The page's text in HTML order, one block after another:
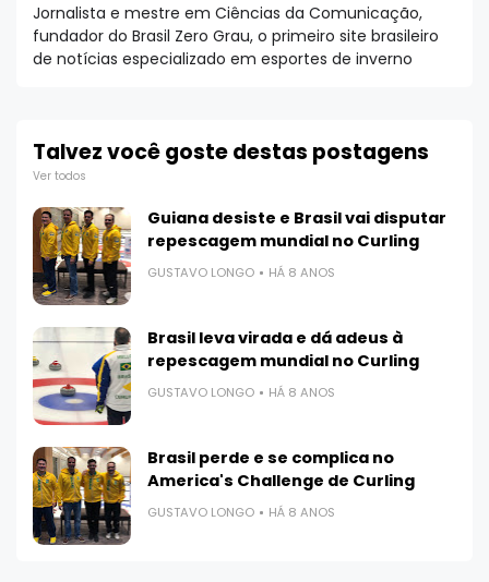
Jornalista e mestre em Ciências da Comunicação,
fundador do Brasil Zero Grau, o primeiro site brasileiro
de notícias especializado em esportes de inverno
Talvez você goste destas postagens
Ver todos
Guiana desiste e Brasil vai disputar
repescagem mundial no Curling
GUSTAVO LONGO HÁ 8 ANOS
Brasil leva virada e dá adeus à
repescagem mundial no Curling
GUSTAVO LONGO HÁ 8 ANOS
Brasil perde e se complica no
America's Challenge de Curling
GUSTAVO LONGO HÁ 8 ANOS